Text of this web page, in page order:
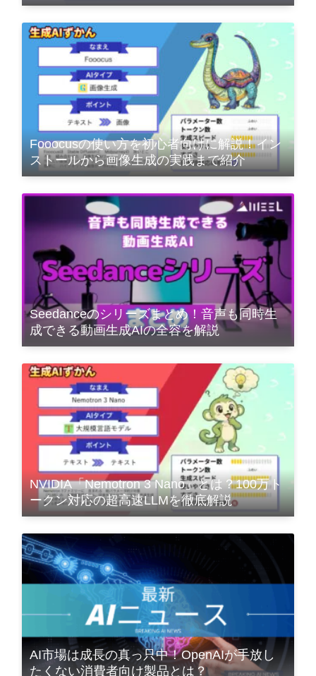
版
Fooocusの使い方を初心者向けに解説！イン
ストールから画像生成の実践まで紹介
Seedanceのシリーズまとめ！音声も同時生
成できる動画生成AIの全容を解説
NVIDIA「Nemotron 3 Nano」とは？100万ト
ークン対応の超高速LLMを徹底解説
AI市場は成長の真っ只中！OpenAIが手放し
たくない消費者向け製品とは？